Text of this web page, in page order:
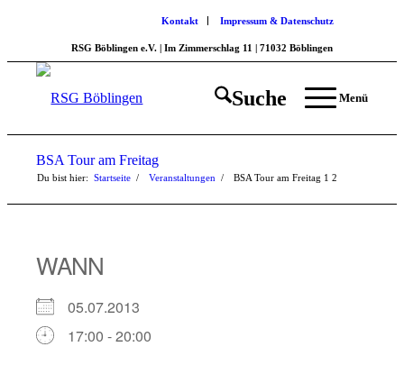
Kontakt Impressum & Datenschutz
RSG Böblingen e.V. | Im Zimmerschlag 11 | 71032 Böblingen
Suche Menü
BSA Tour am Freitag
Du bist hier: Startseite 1
/ Veranstaltungen 2
/ BSA Tour am Freitag
WANN
05.07.2013
17:00 - 20:00